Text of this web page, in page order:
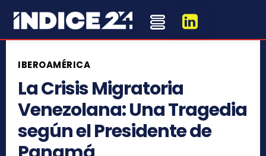
IBEROAMÉRICA
La Crisis Migratoria
Venezolana: Una Tragedia
según el Presidente de